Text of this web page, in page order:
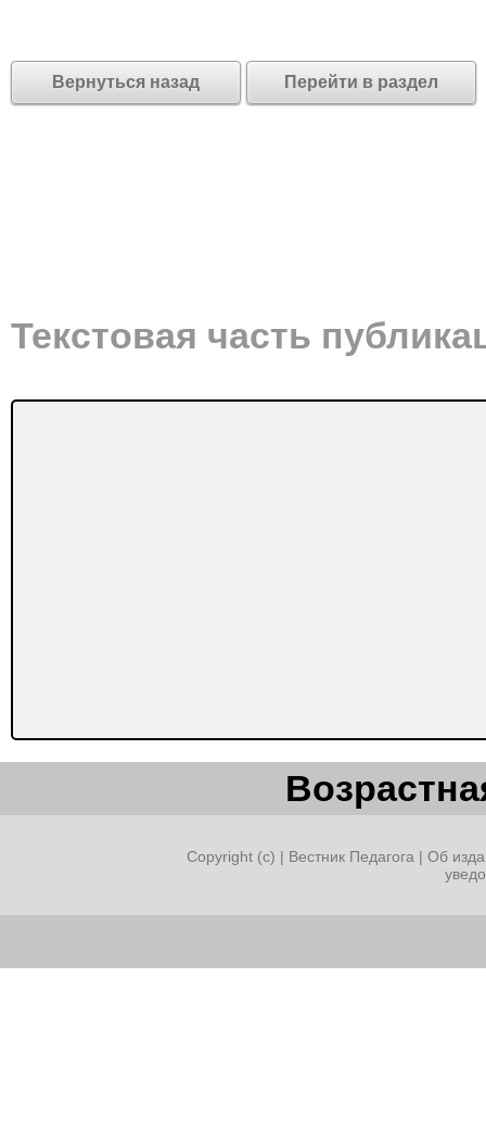
Вернуться назад Перейти в раздел
Текстовая часть
Copyright (c) | Вестник Педагога | Об